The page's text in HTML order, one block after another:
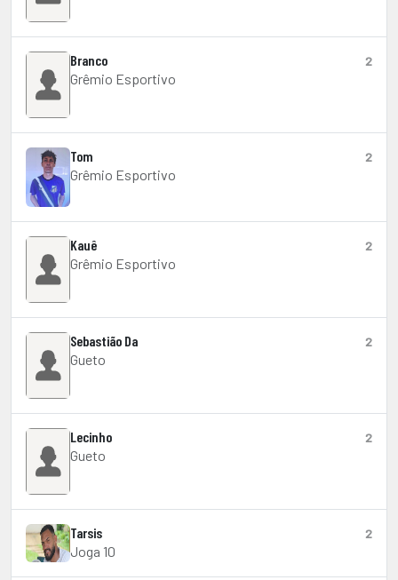
Branco
Grêmio Esportivo
2
Tom
Grêmio Esportivo
2
Kauê
Grêmio Esportivo
2
Sebastião Da
Gueto
2
Lecinho
Gueto
2
Tarsis
Joga 10
2